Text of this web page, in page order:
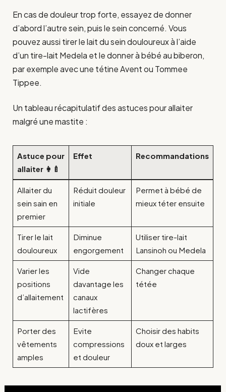
En cas de douleur trop forte, essayez de donner
d’abord l’autre sein, puis le sein concerné. Vous
pouvez aussi tirer le lait du sein douloureux à l’aide
d’un tire-lait Medela et le donner à bébé au biberon,
par exemple avec une tétine Avent ou Tommee
Tippee.
Un tableau récapitulatif des astuces pour allaiter
malgré une mastite :
Astuce pour
allaiter 👩‍🍼
Effet Recommandations
Allaiter du
sein sain en
premier
Réduit douleur
initiale
Permet à bébé de
mieux téter ensuite
Tirer le lait
douloureux
Diminue
engorgement
Utiliser tire-lait
Lansinoh ou Medela
Varier les
positions
d’allaitement
Vide
davantage les
canaux
lactifères
Changer chaque
tétée
Porter des
vêtements
amples
Evite
compressions
et douleur
Choisir des habits
doux et larges